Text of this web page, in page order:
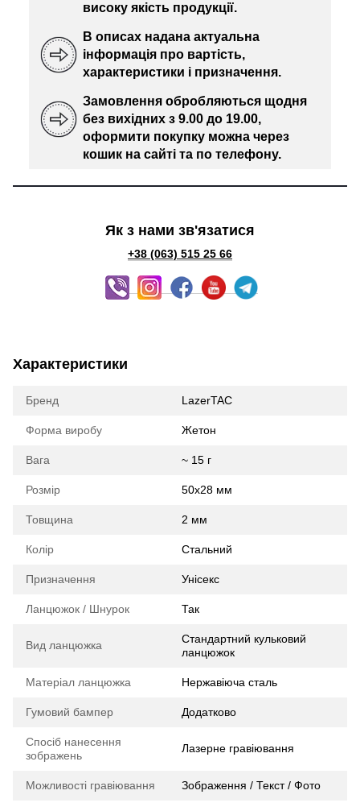
високу якість продукції.
В описах надана актуальна
інформація про вартість,
характеристики і призначення.
Замовлення обробляються щодня
без вихідних з 9.00 до 19.00,
оформити покупку можна через
кошик на сайті та по телефону.
Як з нами зв'язатися
+38 (063) 515 25 66
Характеристики
Бренд LazerTAC
Форма виробу Жетон
Вага ~ 15 г
Розмір 50х28 мм
Товщина 2 мм
Колір Стальний
Призначення Унісекс
Ланцюжок / Шнурок Так
Вид ланцюжка
Стандартний кульковий
ланцюжок
Матеріал ланцюжка Нержавіюча сталь
Гумовий бампер Додатково
Спосіб нанесення
зображень
Лазерне гравіювання
Можливості гравіювання Зображення / Текст / Фото